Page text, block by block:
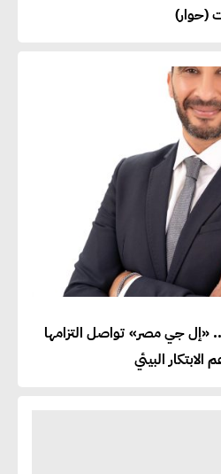
(حوار)
«إل جي مصر» تواصل التزامها
البيئي